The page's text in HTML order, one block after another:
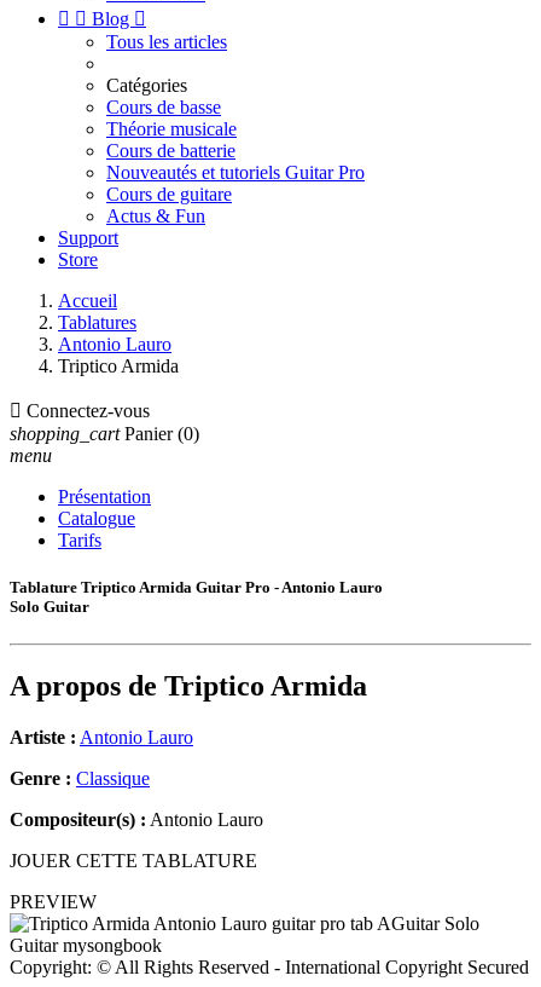
  Blog 
Tous les articles
Catégories
Cours de basse
Théorie musicale
Cours de batterie
Nouveautés et tutoriels Guitar Pro
Cours de guitare
Actus & Fun
Support
Store
Accueil
Tablatures
Antonio Lauro
Triptico Armida
 Connectez-vous
shopping_cart Panier (0)
menu
Présentation
Catalogue
Tarifs
Tablature Triptico Armida Guitar Pro - Antonio Lauro
Solo Guitar
A propos de Triptico Armida
Artiste : Antonio Lauro
Genre : Classique
Compositeur(s) : Antonio Lauro
JOUER CETTE TABLATURE
PREVIEW
Copyright: © All Rights Reserved - International Copyright Secured